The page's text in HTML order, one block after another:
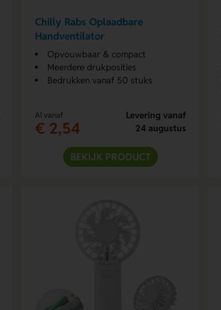
Chilly Rabs Oplaadbare
Handventilator
Opvouwbaar & compact
Meerdere drukposities
Bedrukken vanaf 50 stuks
Al vanaf
€ 2,54
Levering vanaf
24 augustus
BEKIJK PRODUCT